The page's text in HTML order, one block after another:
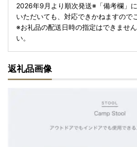
2026年9月より順次発送※「備考欄」
いただいても、対応できかねますので
※お礼品の配送日時の指定はできませ
い。
返礼品画像